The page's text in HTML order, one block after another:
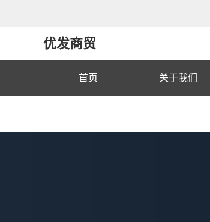
优发商贸
首页 关于我们